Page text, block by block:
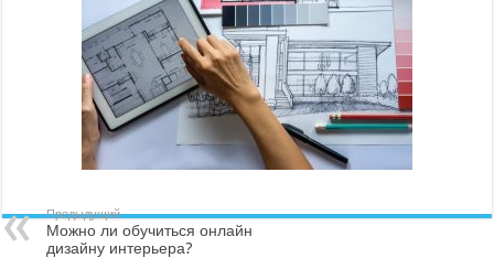
Предыдущий
Можно ли обучиться онлайн
дизайну интерьера?